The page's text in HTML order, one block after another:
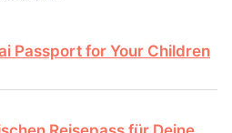
Passport for Your Children